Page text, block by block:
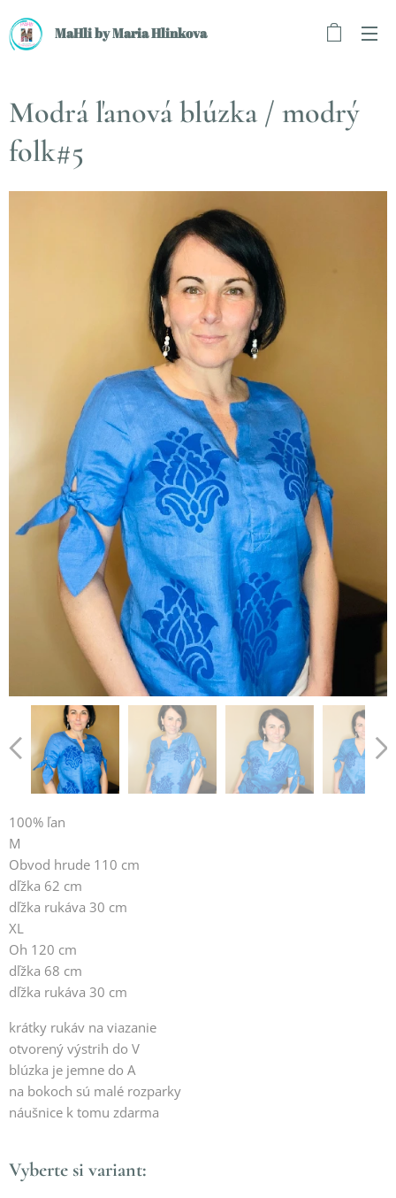
MaHli by Maria Hlinkova
Modrá ľanová blúzka / modrý
folk#5
100% ľan
M
Obvod hrude 110 cm
dľžka 62 cm
dľžka rukáva 30 cm
XL
Oh 120 cm
dľžka 68 cm
dľžka rukáva 30 cm
krátky rukáv na viazanie
otvorený výstrih do V
blúzka je jemne do A
na bokoch sú malé rozparky
náušnice k tomu zdarma
Vyberte si variant: